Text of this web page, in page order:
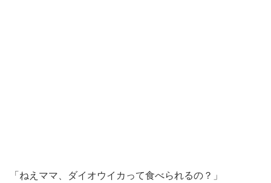
「ねえママ、ダイオウイカって食べられるの？」